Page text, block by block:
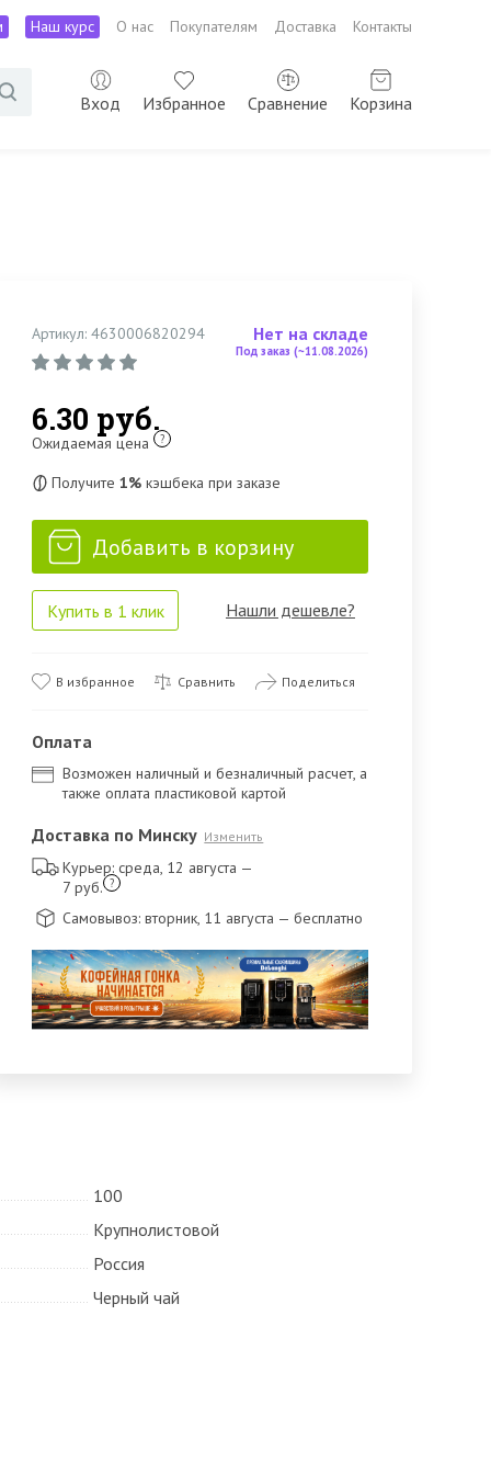
Наш курс О нас Покупателям Доставка Контакты
Вход Избранное Сравнение Корзина
Артикул: 4630006820294 Нет на складе
Под заказ (~11.08.2026)
6.30 руб.
Ожидаемая цена ?
Получите1%кэшбека при заказе
Добавить в корзину
Купить в 1 клик Нашли дешевле?
В избранное Сравнить Поделиться
Оплата
Возможен наличный и безналичный расчет, а
также оплата пластиковой картой
Доставка по Минску Изменить
Курьер: среда, 12 августа —
7 руб. ?
Самовывоз: вторник, 11 августа — бесплатно
100
Крупнолистовой
Россия
Черный чай